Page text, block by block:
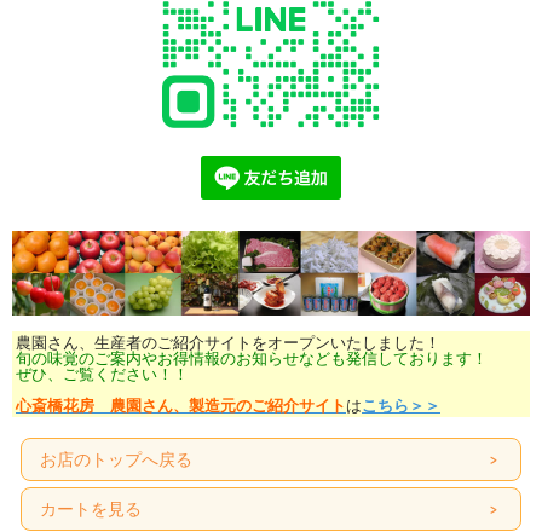
農園さん、生産者のご紹介サイトをオープンいたしました！
旬の味覚のご案内やお得情報のお知らせなども発信しております！
ぜひ、ご覧ください！！
心斎橋花房 農園さん、製造元のご紹介サイト はこちら＞＞
お店のトップへ戻る
カートを見る